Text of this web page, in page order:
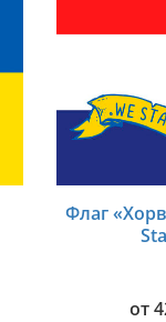
Флаг
от